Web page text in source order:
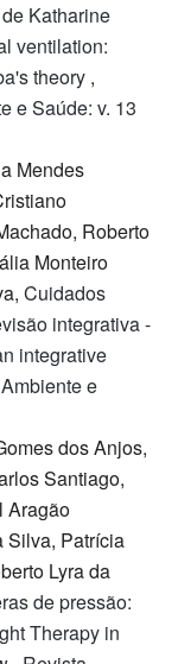
Katharine
ventilation:
theory ,
e Saúde: v. 13
Mendes
Roberto
Monteiro
Cuidados
integrativa -
integrative
e
dos Anjos,
Santiago,
Aragão
Silva, Patrícia
Lyra da
de pressão:
Therapy in